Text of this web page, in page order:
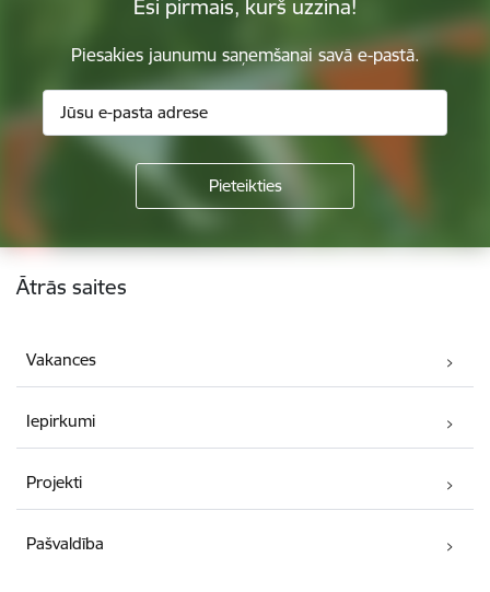
Esi pirmais, kurš uzzina!
Piesakies jaunumu saņemšanai savā e-pastā.
Kājene
Ātrās saites
Vakances
Iepirkumi
Projekti
Pašvaldība